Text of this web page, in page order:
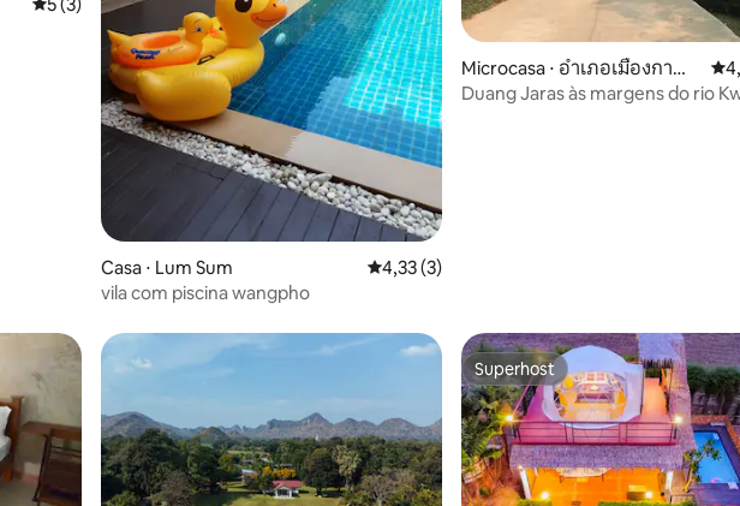
Casa ⋅ Lum Sum 4,33 de uma avaliação média de 5, 3 avaliações
4,33 (3)
vila com piscina wangpho
Microcasa ⋅ อำเภอเมืองกาญจ
นบุรี
Duang Jaras às margens do rio
Superhost
Superhost